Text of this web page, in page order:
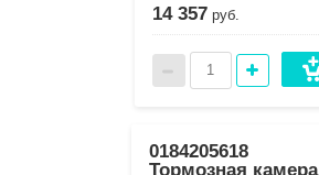
14 357руб.
0184205618
Тормозная камера